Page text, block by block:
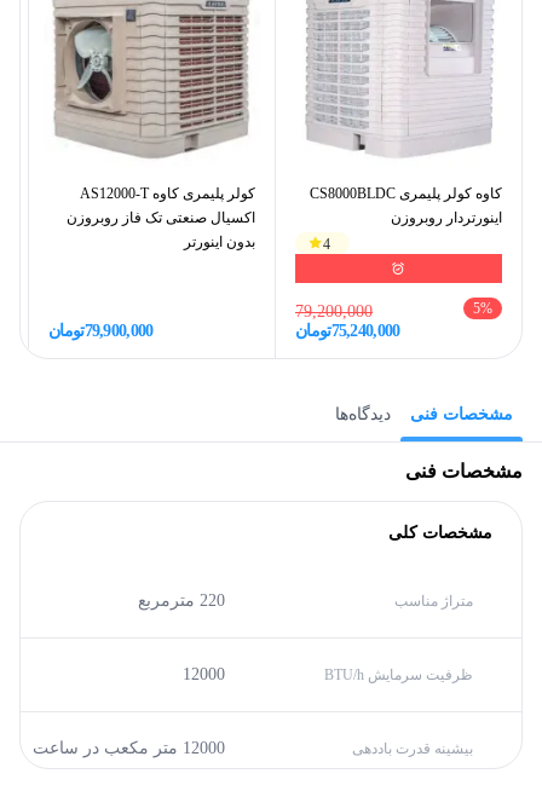
کاوه کولر پلیمری CS8000BLDC
اینورتردار روبروزن
4
5%
79,200,000
75,240,000تومان
کولر پلیمری کاوه AS12000-T
اکسیال صنعتی تک فاز روبروزن
بدون اینورتر
79,900,000تومان
مشخصات فنی دیدگاه‌ها
مشخصات فنی
مشخصات کلی
متراژ مناسب 220 مترمربع
ظرفیت سرمایش BTU/h 12000
بیشینه قدرت باددهی 12000 متر مکعب در ساعت